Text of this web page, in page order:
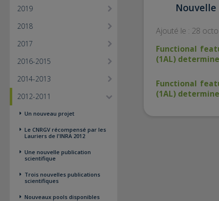
2019
2018
2017
2016-2015
2014-2013
2012-2011
Un nouveau projet
Le CNRGV récompensé par les
Lauriers de l'INRA 2012
Une nouvelle publication
scientifique
Trois nouvelles publications
scientifiques
Nouveaux pools disponibles
Ajouté le : 28
Functional
(1AL)
Functional
(1AL)